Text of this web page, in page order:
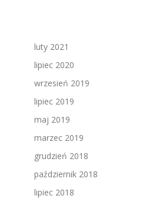
luty 2021
lipiec 2020
wrzesień 2019
lipiec 2019
maj 2019
marzec 2019
grudzień 2018
październik 2018
lipiec 2018